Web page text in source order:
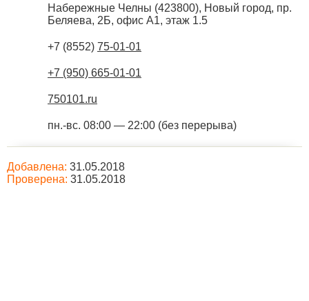
Набережные Челны (423800), Новый город, пр.
Беляева, 2Б, офис А1, этаж 1.5
+7 (8552) 75-01-01
+7 (950) 665-01-01
750101.ru
пн.-вс. 08:00 — 22:00 (без перерыва)
Добавлена: 31.05.2018
Проверена: 31.05.2018